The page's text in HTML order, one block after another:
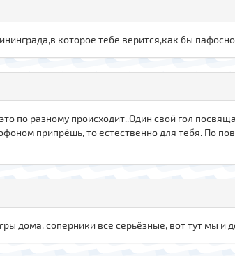
которое тебе верится,как бы
по разному происходит..Один свой гол
припрёшь, то естественно для тебя. По
дома, соперники все серьёзные, вот тут мы и